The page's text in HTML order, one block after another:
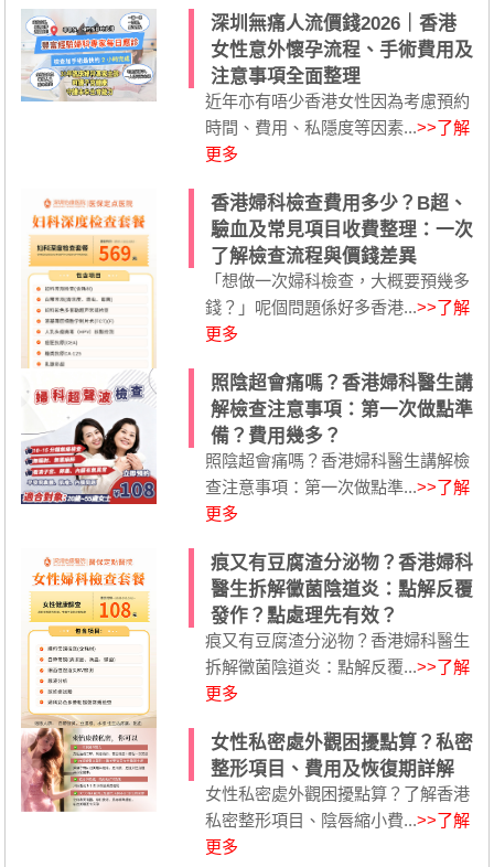
深圳無痛人流價錢2026｜香港
女性意外懷孕流程、手術費用及
注意事項全面整理
近年亦有唔少香港女性因為考慮預約
時間、費用、私隱度等因素...>>了解
更多
香港婦科檢查費用多少？B超、
驗血及常見項目收費整理：一次
了解檢查流程與價錢差異
「想做一次婦科檢查，大概要預幾多
錢？」呢個問題係好多香港...>>了解
更多
照陰超會痛嗎？香港婦科醫生講
解檢查注意事項：第一次做點準
備？費用幾多？
照陰超會痛嗎？香港婦科醫生講解檢
查注意事項：第一次做點準...>>了解
更多
痕又有豆腐渣分泌物？香港婦科
醫生拆解黴菌陰道炎：點解反覆
發作？點處理先有效？
痕又有豆腐渣分泌物？香港婦科醫生
拆解黴菌陰道炎：點解反覆...>>了解
更多
女性私密處外觀困擾點算？私密
整形項目、費用及恢復期詳解
女性私密處外觀困擾點算？了解香港
私密整形項目、陰唇縮小費...>>了解
更多